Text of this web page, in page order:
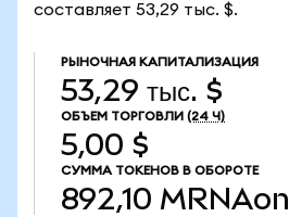
составляет 53,29 тыс. $.
РЫНОЧНАЯ КАПИТАЛИЗАЦИЯ
53,29 тыс. $
ОБЪЕМ ТОРГОВЛИ (24 Ч)
5,00 $
СУММА ТОКЕНОВ В ОБОРОТЕ
892,10 MRNAon